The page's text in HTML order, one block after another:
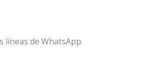
de WhatsApp.